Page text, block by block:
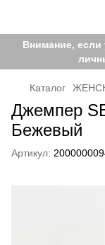
Внимание,
Каталог
Джемпер
Бежевый
Артикул: